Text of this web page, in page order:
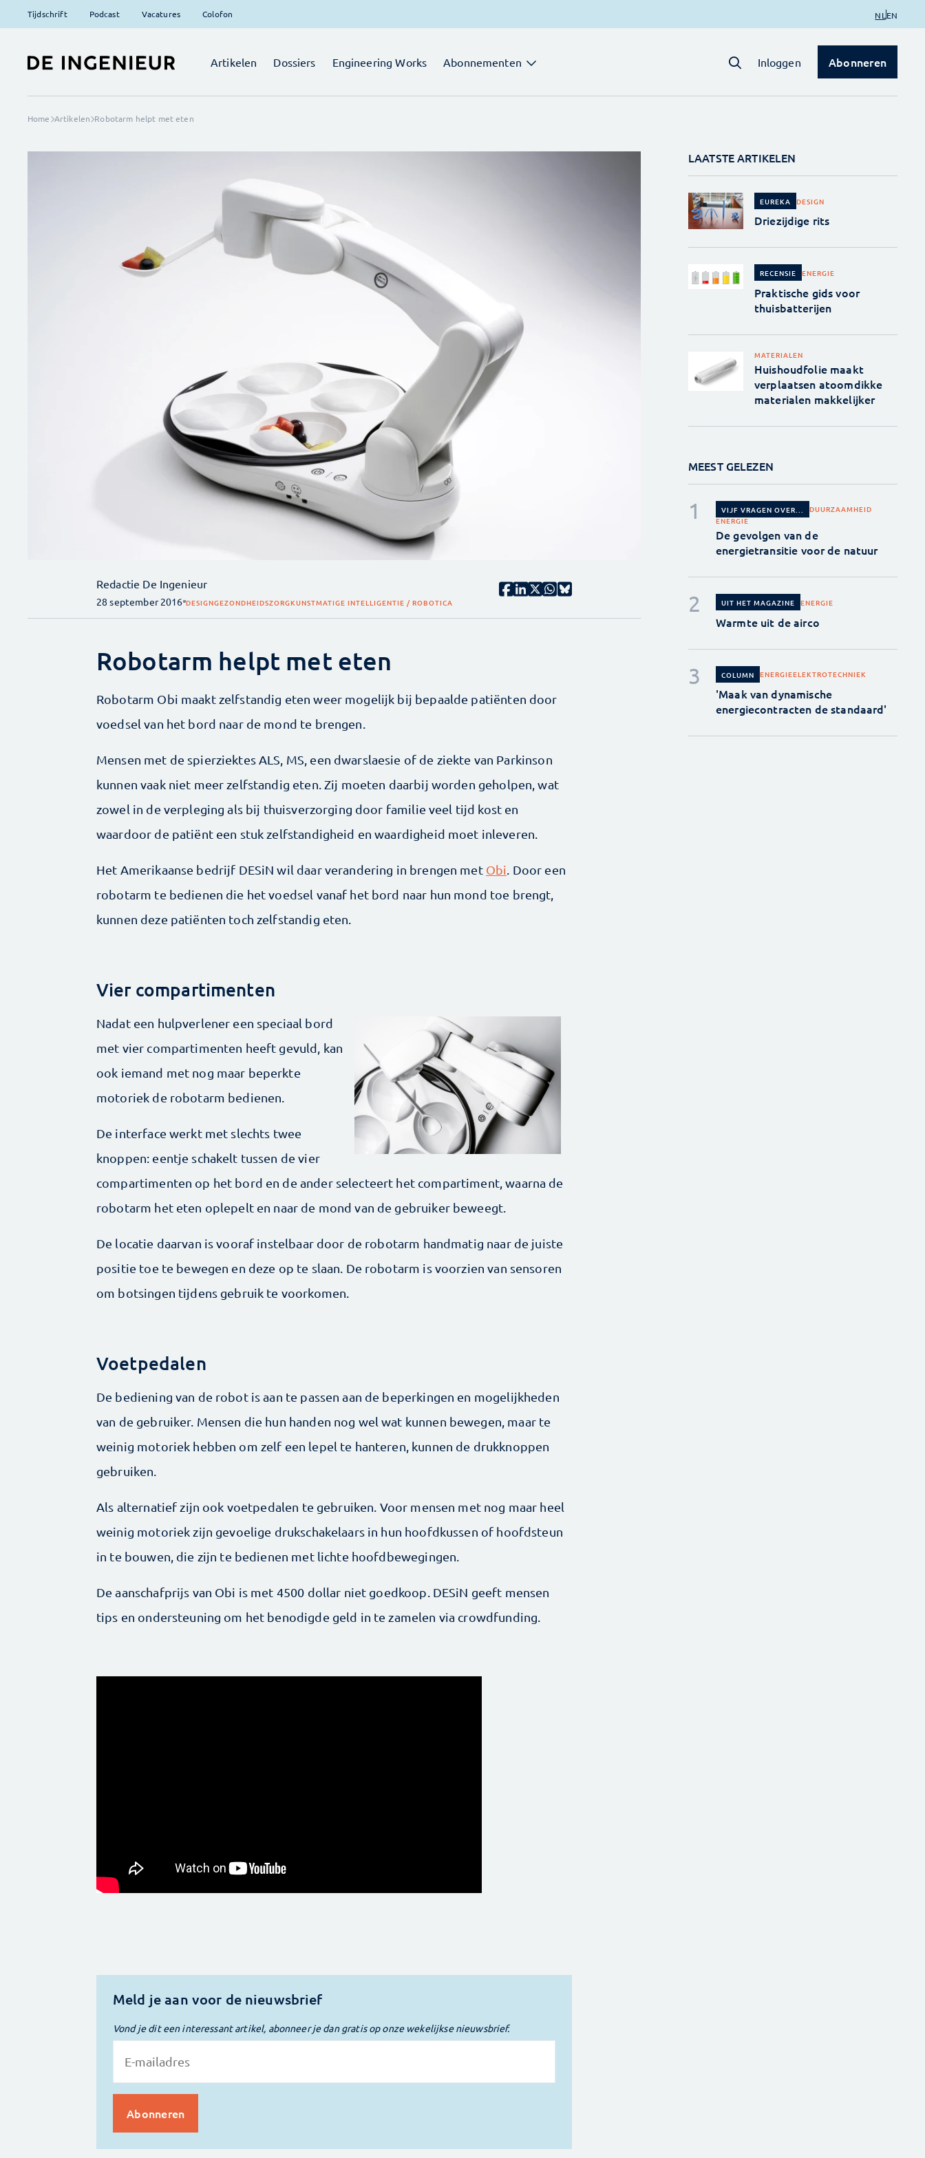
Tijdschrift Podcast Vacatures Colofon NL EN
Artikelen Dossiers Engineering Works Abonnementen Inloggen Abonneren
Home Artikelen Robotarm helpt met eten
Redactie De Ingenieur
28 september 2016 DESIGNGEZONDHEIDSZORGKUNSTMATIGE INTELLIGENTIE / ROBOTICA
Robotarm helpt met eten
Robotarm Obi maakt zelfstandig eten weer mogelijk bij bepaalde patiënten door
voedsel van het bord naar de mond te brengen.
Mensen met de spierziektes ALS, MS, een dwarslaesie of de ziekte van Par­kinson
kunnen vaak niet meer zelfstandig eten. Zij moeten daarbij worden geholpen, wat
zowel in de verpleging als bij thuisverzorging door familie veel tijd kost en
waardoor de patiënt een stuk zelfstandigheid en waardigheid moet inleveren.
Het Amerikaanse bedrijf DESiN wil daar verandering in brengen met Obi . Door een
robotarm te bedienen die het voedsel vanaf het bord naar hun mond toe brengt,
kunnen deze patiënten toch zelfstandig eten.
Vier compartimenten
Nadat een hulpverlener een speciaal bord
met vier compartimenten heeft ­gevuld, kan
ook iemand met nog maar beperkte
motoriek de robotarm bedienen.
De interface werkt met slechts twee
knoppen: eentje schakelt tussen de vier
compartimenten op het bord en de ander selecteert het compartiment, waarna de
robotarm het eten oplepelt en naar de mond van de gebruiker beweegt.
De locatie daarvan is vooraf instelbaar door de robotarm handmatig naar de juiste
positie toe te bewegen en deze op te slaan. De robotarm is voorzien van sensoren
om botsingen tijdens gebruik te voorkomen.
Voetpedalen
De bediening van de robot is aan te passen aan de beperkingen en mogelijkheden
van de gebruiker. Mensen die hun handen nog wel wat kunnen bewegen, maar te
weinig motoriek hebben om zelf een lepel te hanteren, kunnen de drukknoppen
gebruiken.
Als alternatief zijn ook voetpedalen te gebruiken. Voor mensen met nog maar heel
weinig motoriek zijn gevoelige drukschakelaars in hun hoofdkussen of hoofdsteun
in te bouwen, die zijn te bedienen met lichte hoofdbewegingen.
De aanschafprijs van Obi is met 4500 dollar niet goedkoop. DESiN geeft mensen
tips en ondersteuning om het benodigde geld in te zamelen via crowdfunding.
Meld je aan voor de nieuwsbrief
Vond je dit een interessant artikel, abonneer je dan gratis op onze wekelijkse nieuwsbrief.
LAATSTE ARTIKELEN
EUREKA DESIGN
Driezijdige rits
RECENSIE ENERGIE
Praktische gids voor
thuisbatterijen
MATERIALEN
Huishoudfolie maakt
verplaatsen atoomdikke
materialen makkelijker
MEEST GELEZEN
VIJF VRAGEN OVER...
DUURZAAMHEID
ENERGIE
De gevolgen van de
energietransitie voor de natuur
UIT HET MAGAZINE ENERGIE
Warmte uit de airco
COLUMN ENERGIEELEKTROTECHNIEK
'Maak van dynamische
energiecontracten de standaard'